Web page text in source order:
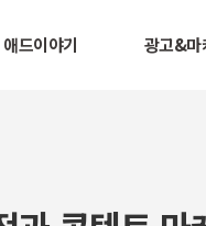
애드이야기 광고&마